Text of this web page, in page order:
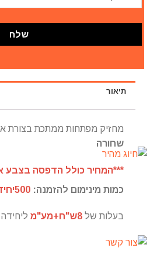
תיאור
מחזיק מפתחות ממתכת בצורת
שחורה
***המחיר כולל הדפסה בצבע
כמות מינימום להזמנה: 500יחידות
בעלות של 8ש"ח+מע"מ ליחידה